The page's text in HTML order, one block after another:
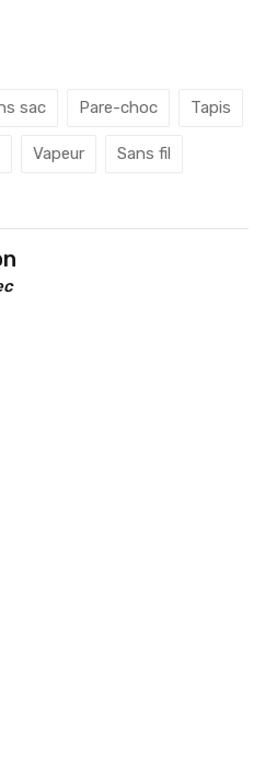
sac Pare-choc Tapis
Vapeur Sans fil